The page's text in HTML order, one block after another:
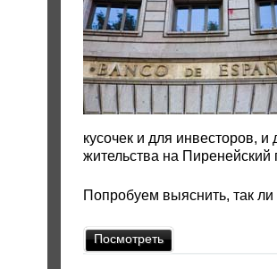
кусочек и для инвесторов,
жительства на Пиренейский
Попробуем выяснить, так
Посмотреть